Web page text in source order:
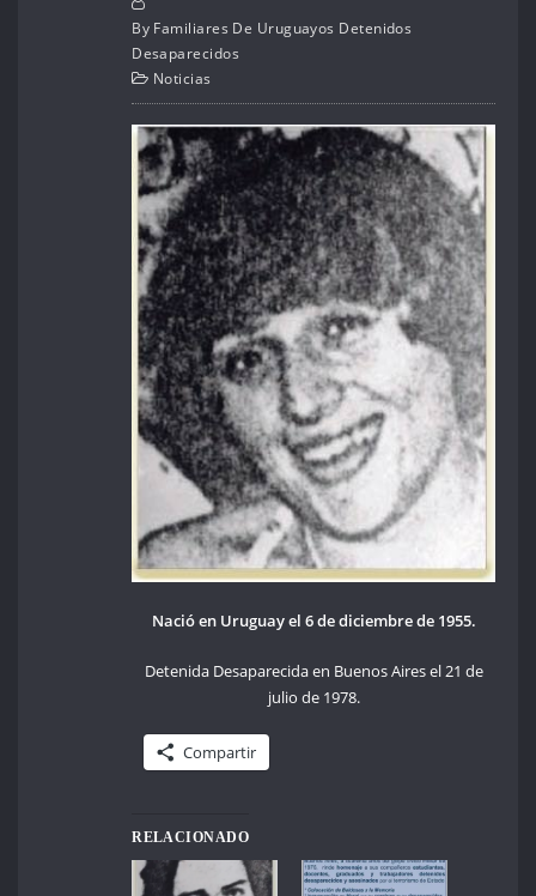
By Familiares De Uruguayos Detenidos
Desaparecidos
Noticias
Nació en Uruguay el 6 de diciembre de 1955.
Detenida Desaparecida en Buenos Aires el 21 de
julio de 1978.
Compartir
RELACIONADO